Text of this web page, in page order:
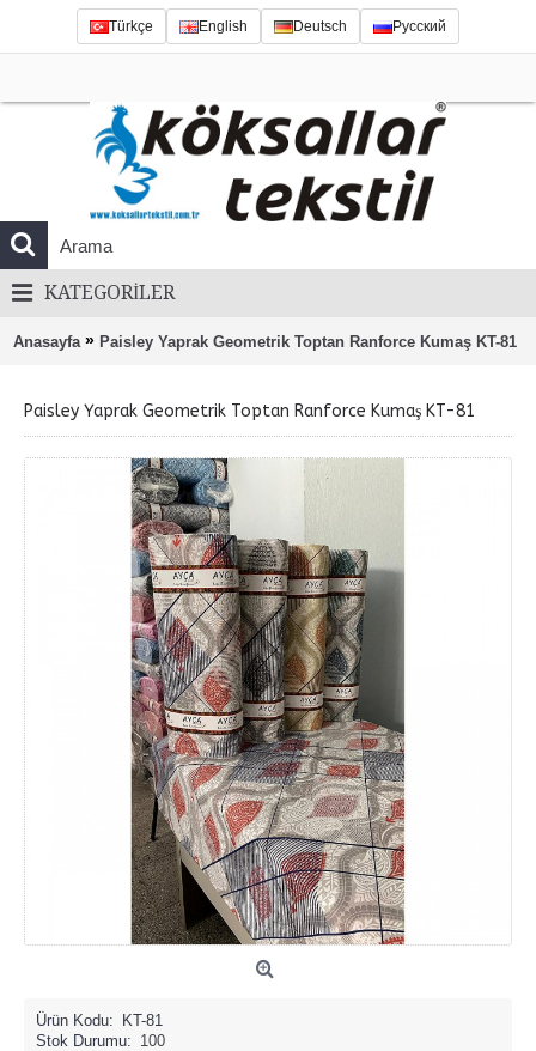
Türkçe English Deutsch Русский
KATEGORILER
Anasayfa » Paisley Yaprak Geometrik Toptan Ranforce Kumaş KT-81
Paisley Yaprak Geometrik Toptan Ranforce Kumaş KT-81
Ürün Kodu:
KT-81
Stok Durumu: 100